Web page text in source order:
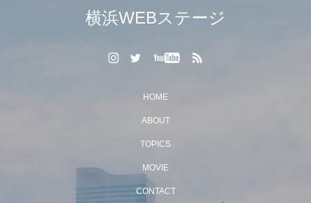
横浜WEBステージ
HOME
ABOUT
TOPICS
MOVIE
CONTACT